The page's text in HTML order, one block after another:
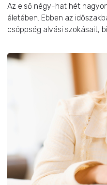
Az első négy-hat hét
életében. Ebben az
csöppség alvási szokásait,